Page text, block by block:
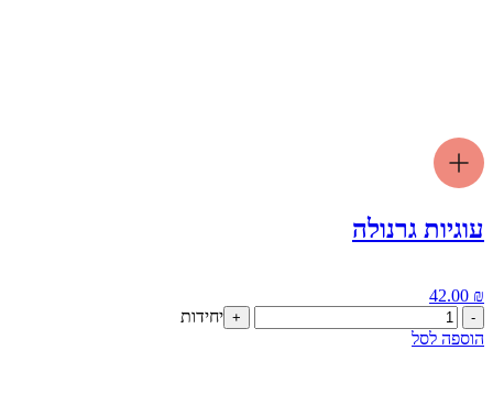
עוגיות גרנולה
42.00 ₪
-
כמות
של
+ יחידות
הוספה לסל